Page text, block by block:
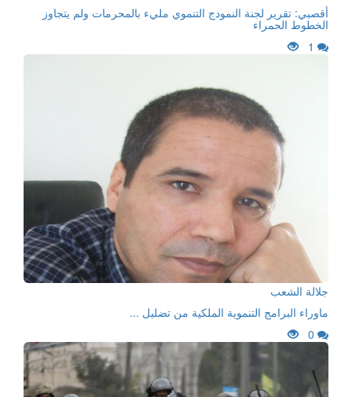
أقصبي: تقرير لجنة النمودج التنموي مليء بالمحرمات ولم يتجاوز
الخطوط الحمراء
1
جلالة الشعب
ماوراء البرامج التنموية الملكية من تضليل ...
0